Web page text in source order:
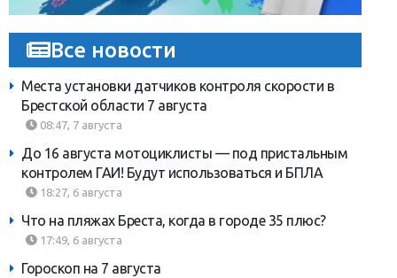
Все новости
Места установки датчиков контроля скорости в
Брестской области 7 августа
08:47, 7 августа
До 16 августа мотоциклисты — под пристальным
контролем ГАИ! Будут использоваться и БПЛА
18:27, 6 августа
Что на пляжах Бреста, когда в городе 35 плюс?
17:49, 6 августа
Гороскоп на 7 августа